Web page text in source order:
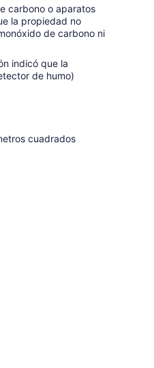
carbono o aparatos
la propiedad no
de carbono ni
indicó que la
de humo)
cuadrados